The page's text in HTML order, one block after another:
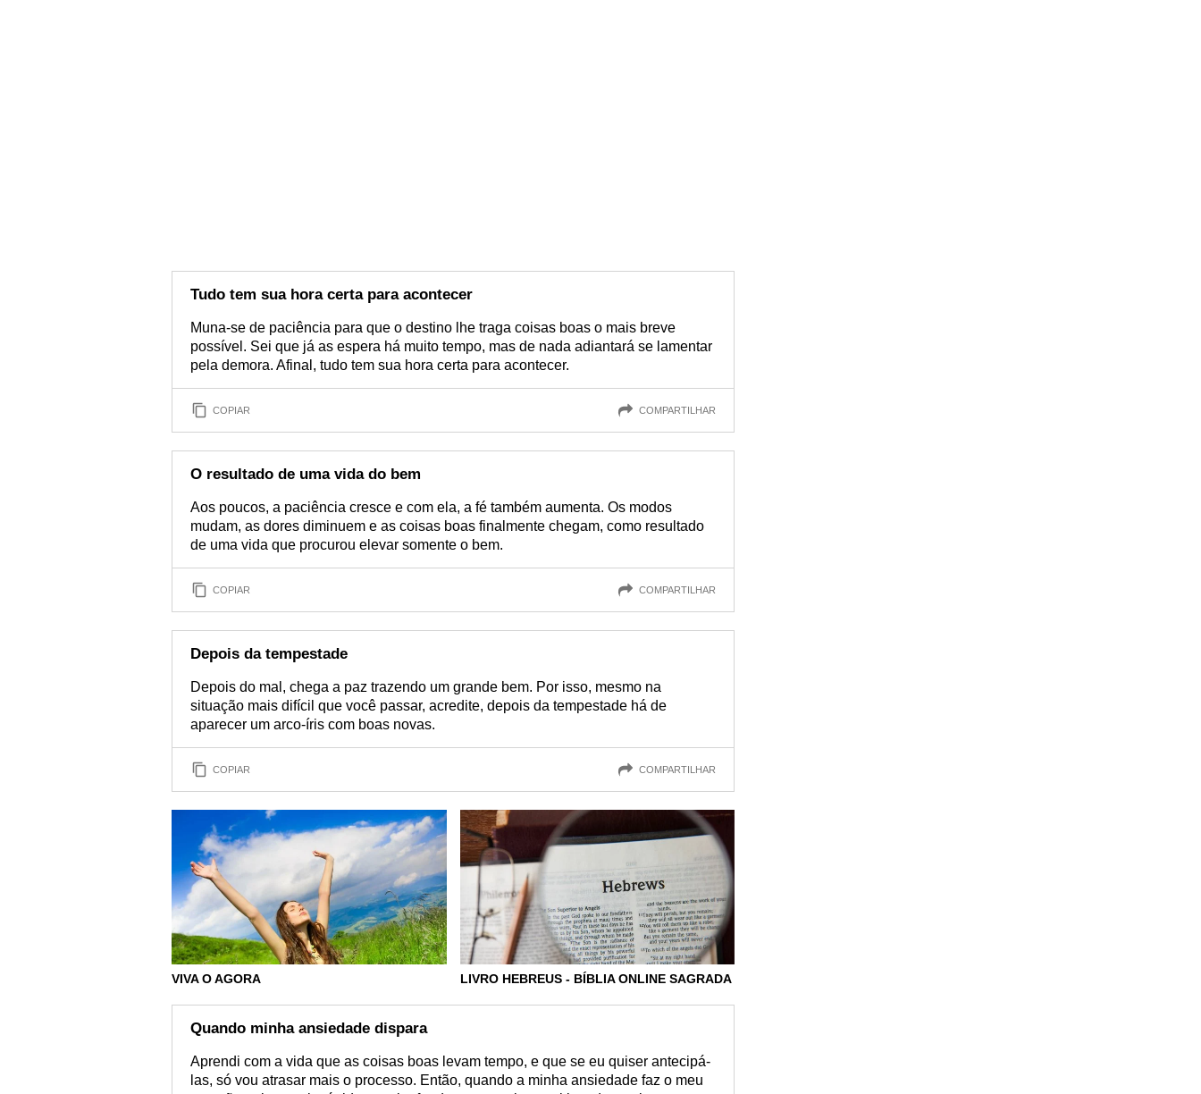
Tudo tem sua hora certa para acontecer
Muna-se de paciência para que o destino lhe traga coisas boas o mais breve
possível. Sei que já as espera há muito tempo, mas de nada adiantará se lamentar
pela demora. Afinal, tudo tem sua hora certa para acontecer.
COPIAR COMPARTILHAR
O resultado de uma vida do bem
Aos poucos, a paciência cresce e com ela, a fé também aumenta. Os modos
mudam, as dores diminuem e as coisas boas finalmente chegam, como resultado
de uma vida que procurou elevar somente o bem.
COPIAR COMPARTILHAR
Depois da tempestade
Depois do mal, chega a paz trazendo um grande bem. Por isso, mesmo na
situação mais difícil que você passar, acredite, depois da tempestade há de
aparecer um arco-íris com boas novas.
COPIAR COMPARTILHAR
VIVA O AGORA LIVRO HEBREUS - BÍBLIA ONLINE SAGRADA
Quando minha ansiedade dispara
Aprendi com a vida que as coisas boas levam tempo, e que se eu quiser antecipá-
las, só vou atrasar mais o processo. Então, quando a minha ansiedade faz o meu